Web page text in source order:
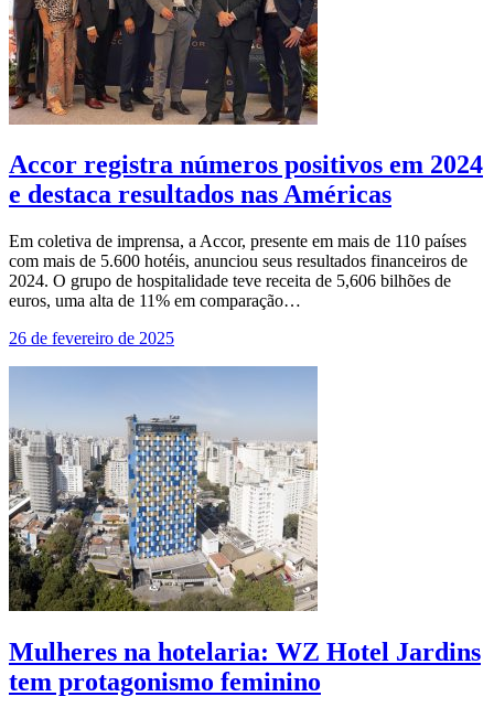
Accor registra números positivos em 2024
e destaca resultados nas Américas
Em coletiva de imprensa, a Accor, presente em mais de 110 países
com mais de 5.600 hotéis, anunciou seus resultados financeiros de
2024. O grupo de hospitalidade teve receita de 5,606 bilhões de
euros, uma alta de 11% em comparação…
26 de fevereiro de 2025
Mulheres na hotelaria: WZ Hotel Jardins
tem protagonismo feminino